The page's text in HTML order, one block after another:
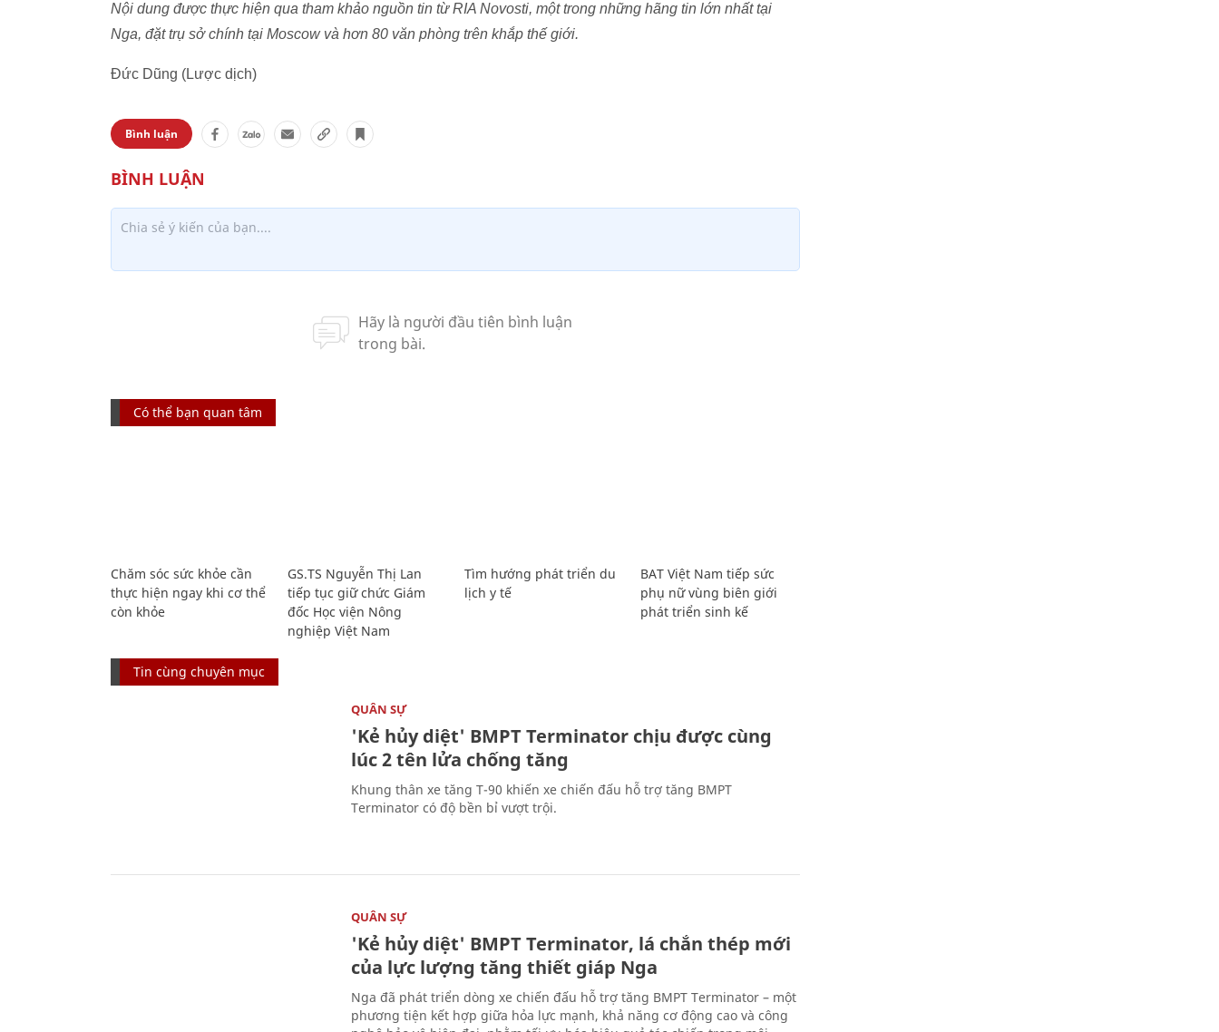
Nội dung được thực hiện qua tham khảo nguồn tin từ RIA Novosti, một trong những hãng tin lớn nhất tại
Nga, đặt trụ sở chính tại Moscow và hơn 80 văn phòng trên khắp thế giới.
Đức Dũng (Lược dịch)
Bình luận
Có thể bạn quan tâm
Chăm sóc sức khỏe cần
thực hiện ngay khi cơ thể
còn khỏe
GS.TS Nguyễn Thị Lan
tiếp tục giữ chức Giám
đốc Học viện Nông
nghiệp Việt Nam
Tìm hướng phát triển du
lịch y tế
BAT Việt Nam tiếp sức
phụ nữ vùng biên giới
phát triển sinh kế
Tin cùng chuyên mục
QUÂN SỰ
'Kẻ hủy diệt' BMPT Terminator chịu được cùng
lúc 2 tên lửa chống tăng
Khung thân xe tăng T-90 khiến xe chiến đấu hỗ trợ tăng BMPT
Terminator có độ bền bỉ vượt trội.
QUÂN SỰ
'Kẻ hủy diệt' BMPT Terminator, lá chắn thép mới
của lực lượng tăng thiết giáp Nga
Nga đã phát triển dòng xe chiến đấu hỗ trợ tăng BMPT Terminator – một
phương tiện kết hợp giữa hỏa lực mạnh, khả năng cơ động cao và công